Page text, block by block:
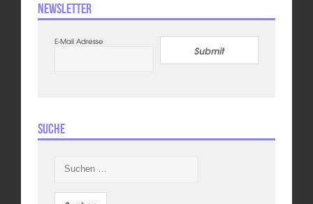
Newsletter
E-Mail Adresse
Submit
Suche
nach: